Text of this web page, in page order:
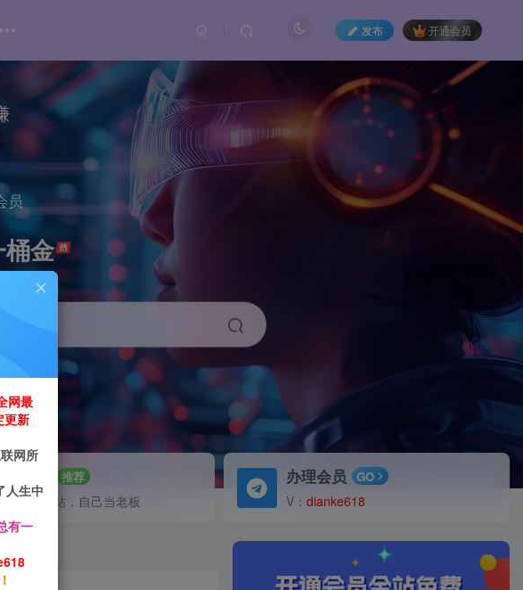
发布 开通会员
员
金
电商
推荐
建同款网站，自己当老板
办理会员 GO
V： dianke618
网最
更新
网所
人生中
有一